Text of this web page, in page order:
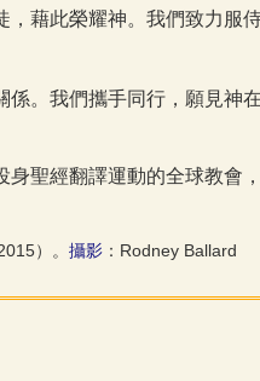
藉此榮耀神。我們致力服
。我們攜手同行，願見神
身聖經翻譯運動的全球教會
）。 攝影 ：Rodney Ballard